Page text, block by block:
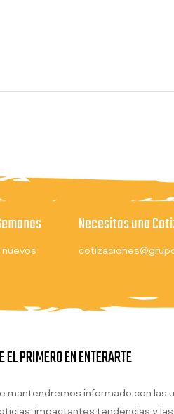
Necesitas una
EL PRIMERO EN ENTERARTE
mantendremos informado con las
impactantes tendencias y las